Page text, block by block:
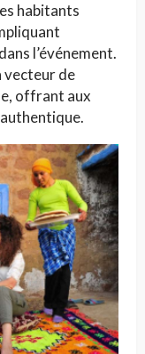
habitants
l’événement.
vecteur de
offrant aux